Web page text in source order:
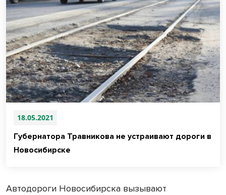
18.05.2021
Губернатора Травникова не устраивают дороги в
Новосибирске
Автодороги Новосибирска вызывают